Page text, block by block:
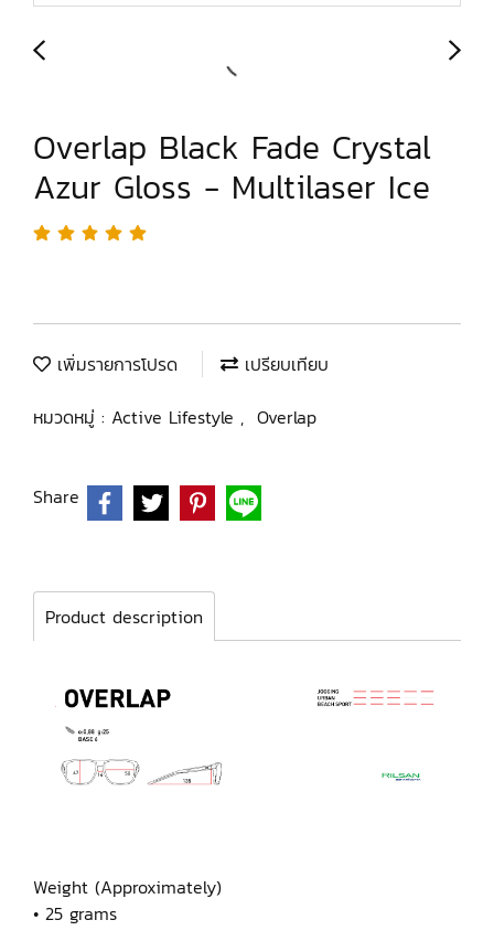
Overlap Black Fade Crystal
Azur Gloss - Multilaser Ice
เพิ่มรายการโปรด
เปรียบเทียบ
หมวดหมู่ : Active Lifestyle , Overlap
Share
Product description
Weight (Approximately)
• 25 grams